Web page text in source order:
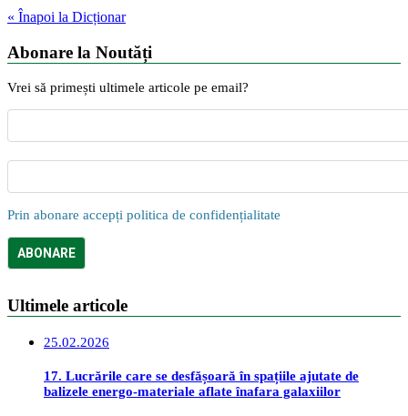
« Înapoi la Dicționar
Abonare la Noutăți
Vrei să primești ultimele articole pe email?
Prin abonare accepți politica de confidențialitate
Ultimele articole
25.02.2026
17. Lucrările care se desfășoară în spațiile ajutate de
balizele energo-materiale aflate înafara galaxiilor